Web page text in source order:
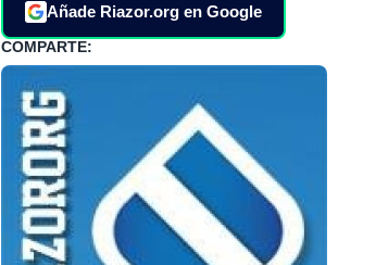
Añade Riazor.org en Google
COMPARTE: